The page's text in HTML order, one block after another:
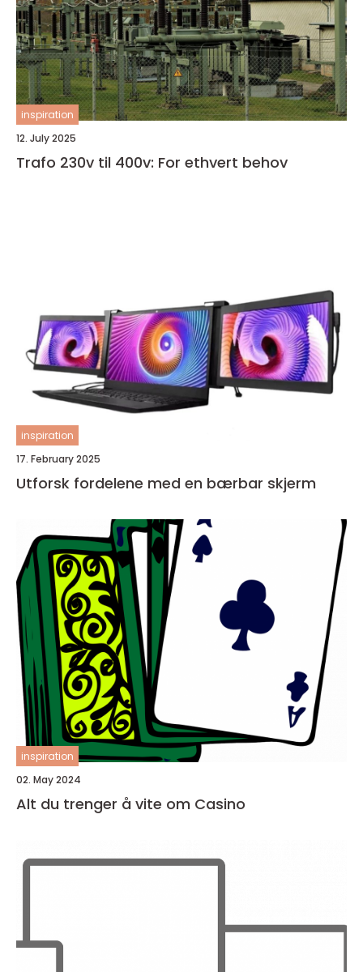
inspiration
12. July 2025
Trafo 230v til 400v: For ethvert behov
inspiration
17. February 2025
Utforsk fordelene med en bærbar skjerm
inspiration
02. May 2024
Alt du trenger å vite om Casino